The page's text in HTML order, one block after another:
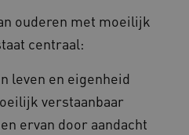
ouderen met moeilijk
centraal:
leven en eigenheid
verstaanbaar
ervan door aandacht
www.kennispleingehandicaptensector.nl